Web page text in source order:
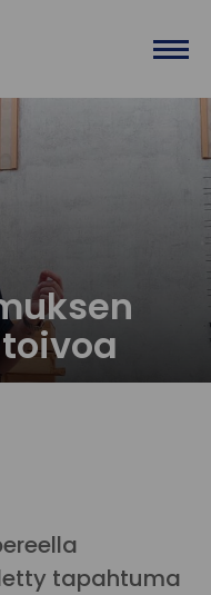
tapahtuma